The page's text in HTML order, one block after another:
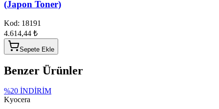
(Japon Toner)
Kod: 18191
4.614,44 ₺
Sepete Ekle
Benzer Ürünler
%20 İNDİRİM
Kyocera